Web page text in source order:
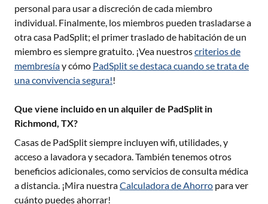
personal para usar a discreción de cada miembro
individual. Finalmente, los miembros pueden trasladarse a
otra casa PadSplit; el primer traslado de habitación de un
miembro es siempre gratuito. ¡Vea nuestroscriterios de
membresíay cómo PadSplit se destaca cuando se trata de
una convivencia segura!!
Que viene incluido en un alquiler de PadSplit in
Richmond, TX?
Casas de PadSplit siempre incluyen wifi, utilidades, y
acceso a lavadora y secadora. También tenemos otros
beneficios adicionales, como servicios de consulta médica
a distancia. ¡Mira nuestraCalculadora de Ahorro para ver
cuánto puedes ahorrar!